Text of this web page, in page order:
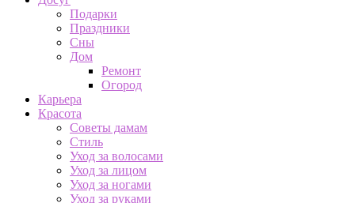
Подарки
Праздники
Сны
Дом
Ремонт
Огород
Карьера
Красота
Советы дамам
Стиль
Уход за волосами
Уход за лицом
Уход за ногами
Уход за руками